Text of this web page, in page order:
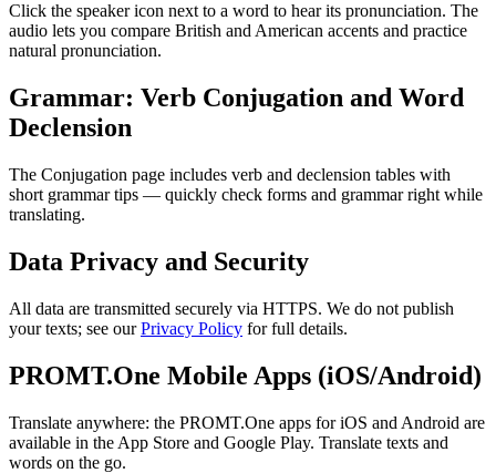
Click the speaker icon next to a word to hear its pronunciation. The
audio lets you compare British and American accents and practice
natural pronunciation.
Grammar: Verb Conjugation and Word
Declension
The Conjugation page includes verb and declension tables with
short grammar tips — quickly check forms and grammar right while
translating.
Data Privacy and Security
All data are transmitted securely via HTTPS. We do not publish
your texts; see ourPrivacy Policy for full details.
PROMT.One Mobile Apps (iOS/Android)
Translate anywhere: the PROMT.One apps for iOS and Android are
available in the App Store and Google Play. Translate texts and
words on the go.